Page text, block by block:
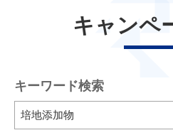
キャンペ
キーワード検索